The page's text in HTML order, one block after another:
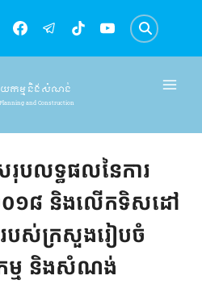
យកម្ម និងសំណង់
and Construction
បលទ្ធផលនៃការ
ាំ២០១៨ និងលើកទិសដៅ
របស់ក្រសួងរៀបចំ
ម្ម និងសំណង់